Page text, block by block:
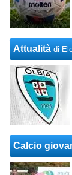
Attualità di
Calcio